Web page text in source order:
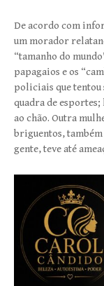
De acordo com
um morador
“tamanho do
papagaios e os
policiais que tentou
quadra de
ao chão. Outra
briguentos,
gente, teve até